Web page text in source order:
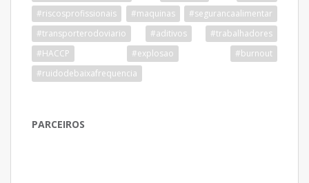
#riscosprofissionais
#maquinas
#segurancaalimentar
#transporterodoviario
#aditivos
#trabalhadores
#HACCP
#explosao
#burnout
#ruidodebaixafrequencia
PARCEIROS